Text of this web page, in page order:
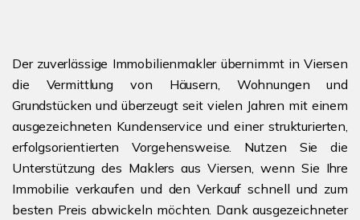
Der zuverlässige Immobilienmakler übernimmt in Viersen
die Vermittlung von Häusern, Wohnungen und
Grundstücken und überzeugt seit vielen Jahren mit einem
ausgezeichneten Kundenservice und einer strukturierten,
erfolgsorientierten Vorgehensweise. Nutzen Sie die
Unterstützung des Maklers aus Viersen, wenn Sie Ihre
Immobilie verkaufen und den Verkauf schnell und zum
besten Preis abwickeln möchten. Dank ausgezeichneter